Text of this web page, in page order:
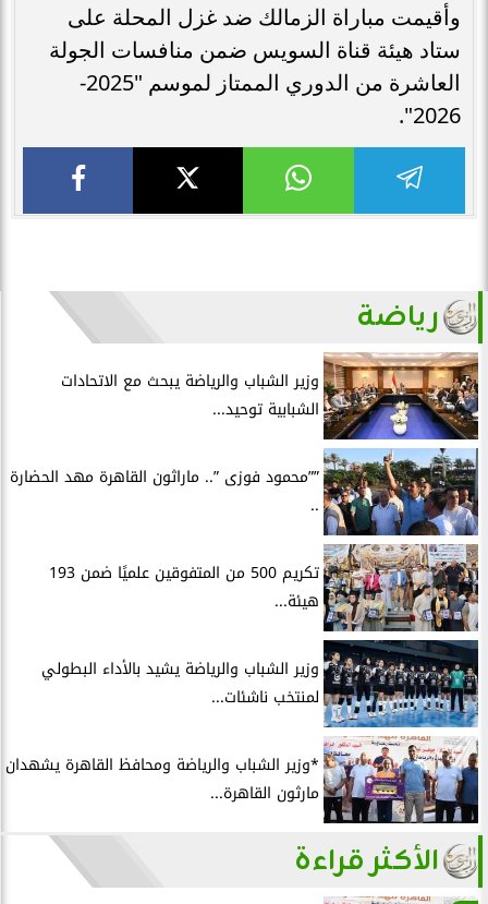
وأقيمت مباراة الزمالك ضد غزل المحلة على
ستاد هيئة قناة السويس ضمن منافسات الجولة
العاشرة من الدوري الممتاز لموسم "2025-
2026".
رياضة
وزير الشباب والرياضة يبحث مع الاتحادات
الشبابية توحيد...
””محمود فوزى ”.. ماراثون القاهرة مهد الحضارة
..
تكريم 500 من المتفوقين علميًا ضمن 193
هيئة...
وزير الشباب والرياضة يشيد بالأداء البطولي
لمنتخب ناشئات...
*وزير الشباب والرياضة ومحافظ القاهرة يشهدان
مارثون القاهرة...
الأكثر قراءة